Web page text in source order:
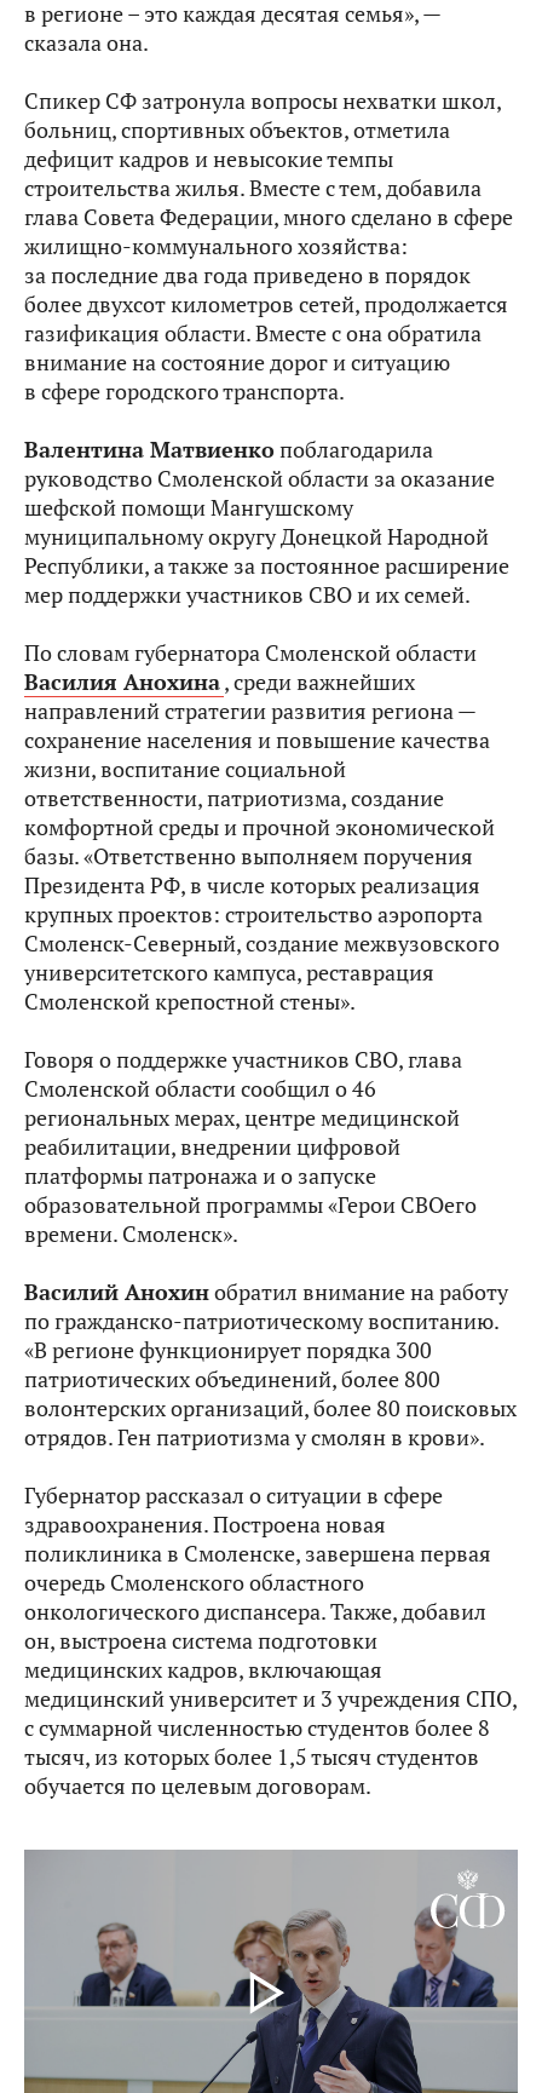
в регионе – это каждая десятая семья», —
сказала она.
Спикер СФ затронула вопросы нехватки школ,
больниц, спортивных объектов, отметила
дефицит кадров и невысокие темпы
строительства жилья. Вместе с тем, добавила
глава Совета Федерации, много сделано в сфере
жилищно-коммунального хозяйства:
за последние два года приведено в порядок
более двухсот километров сетей, продолжается
газификация области. Вместе с она обратила
внимание на состояние дорог и ситуацию
в сфере городского транспорта.
Валентина Матвиенкопоблагодарила
руководство Смоленской области за оказание
шефской помощи Мангушскому
муниципальному округу Донецкой Народной
Республики, а также за постоянное расширение
мер поддержки участников СВО и их семей.
По словам губернатора Смоленской области
Василия Анохина, среди важнейших
направлений стратегии развития региона —
сохранение населения и повышение качества
жизни, воспитание социальной
ответственности, патриотизма, создание
комфортной среды и прочной экономической
базы. «Ответственно выполняем поручения
Президента РФ, в числе которых реализация
крупных проектов: строительство аэропорта
Смоленск-Северный, создание межвузовского
университетского кампуса, реставрация
Смоленской крепостной стены».
Говоря о поддержке участников СВО, глава
Смоленской области сообщил о 46
региональных мерах, центре медицинской
реабилитации, внедрении цифровой
платформы патронажа и о запуске
образовательной программы «Герои СВОего
времени. Смоленск».
Василий Анохинобратил внимание на работу
по гражданско-патриотическому воспитанию.
«В регионе функционирует порядка 300
патриотических объединений, более 800
волонтерских организаций, более 80 поисковых
отрядов. Ген патриотизма у смолян в крови».
Губернатор рассказал о ситуации в сфере
здравоохранения. Построена новая
поликлиника в Смоленске, завершена первая
очередь Смоленского областного
онкологического диспансера. Также, добавил
он, выстроена система подготовки
медицинских кадров, включающая
медицинский университет и 3 учреждения СПО,
с суммарной численностью студентов более 8
тысяч, из которых более 1,5 тысяч студентов
обучается по целевым договорам.